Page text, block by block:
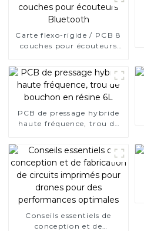
Carte flexo-rigide / PCB 8
couches pour écouteurs
PCB de pressage hybride
haute fréquence, trou de
Conseils essentiels de
conception et de